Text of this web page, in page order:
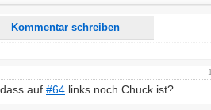
Kommentar schreiben
auf #64 links noch Chuck ist?